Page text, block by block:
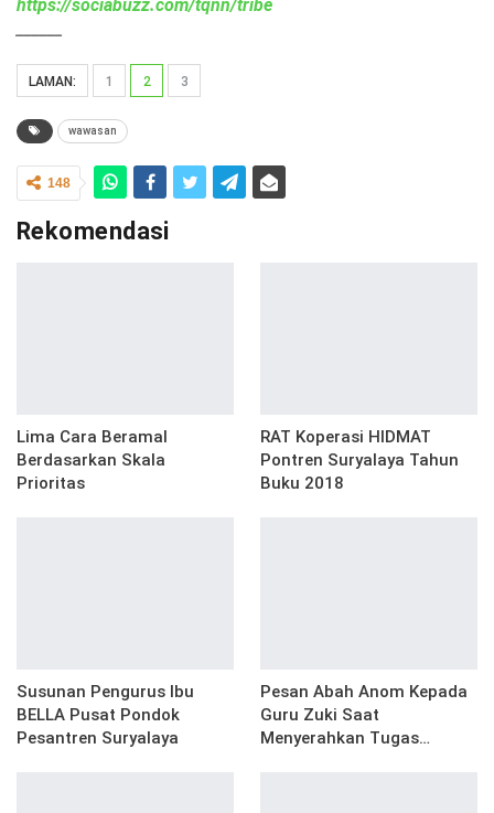
https://sociabuzz.com/tqnn/tribe
LAMAN: 1 2 3
wawasan
148
Rekomendasi
Lima Cara Beramal
Berdasarkan Skala
Prioritas
RAT Koperasi HIDMAT
Pontren Suryalaya Tahun
Buku 2018
Susunan Pengurus Ibu
BELLA Pusat Pondok
Pesantren Suryalaya
Pesan Abah Anom Kepada
Guru Zuki Saat
Menyerahkan Tugas…